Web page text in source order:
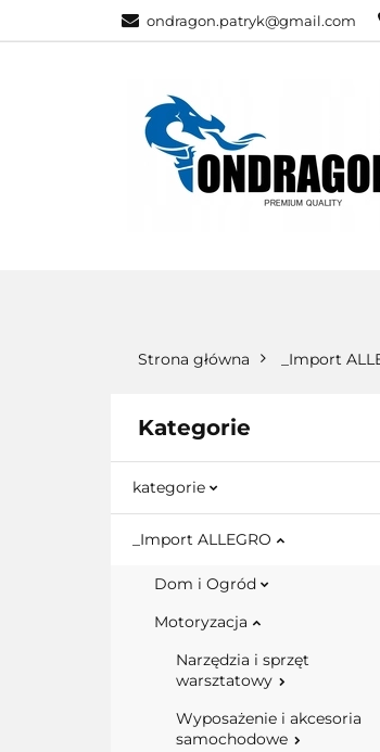
ondragon.patryk@gmail.com
Strona główna _Import
Kategorie
kategorie
_Import ALLEGRO
Dom i Ogród
Motoryzacja
Narzędzia i sprzęt
warsztatowy
Wyposażenie i akcesoria
samochodowe